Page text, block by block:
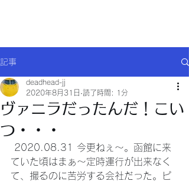
記事
ヴァニラだったんだ！こい
つ・・・
deadhead-jj
2020年8月31日 読了時間: 1分
ていた頃はまぁ～定時運行が出来なく
て、撮るのに苦労する会社だった。ピ